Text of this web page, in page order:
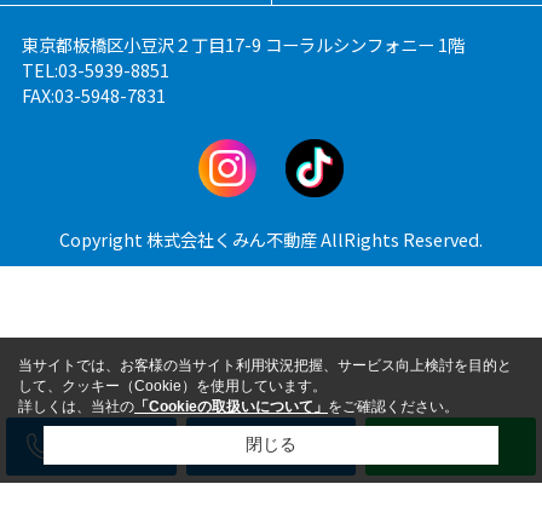
東京都板橋区小豆沢２丁目17-9 コーラルシンフォニー 1階
TEL:03-5939-8851
FAX:03-5948-7831
Copyright 株式会社くみん不動産 AllRights Reserved.
メール
当サイトでは、お客様の当サイト利用状況把握、サービス向上検討を目的と
して、クッキー（Cookie）を使用しています。
詳しくは、当社の 「Cookieの取扱いについて」 をご確認ください。
閉じる